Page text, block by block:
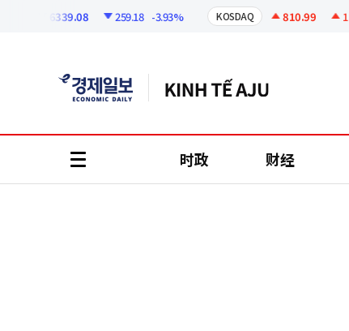
6339.08 259.18 -3.93% KOSDAQ 810.99 11.4
时政 财经